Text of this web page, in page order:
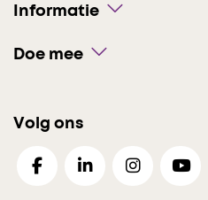
Informatie
Doe mee
Volg ons